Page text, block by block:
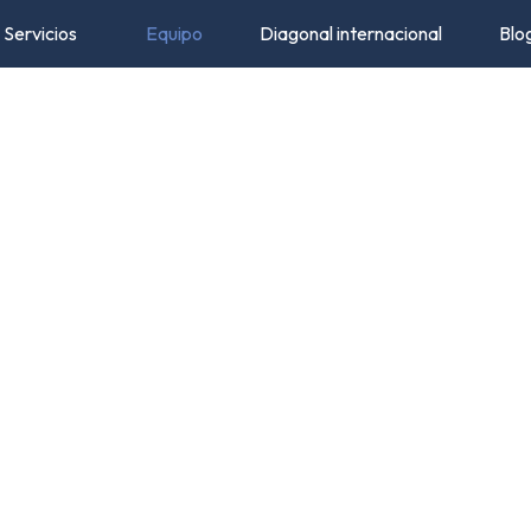
Servicios Equipo Diagonal internacional